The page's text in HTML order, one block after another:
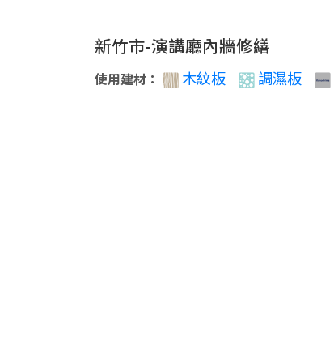
新竹市-演講廳內牆修繕
使用建材 ： 木紋板 調濕板